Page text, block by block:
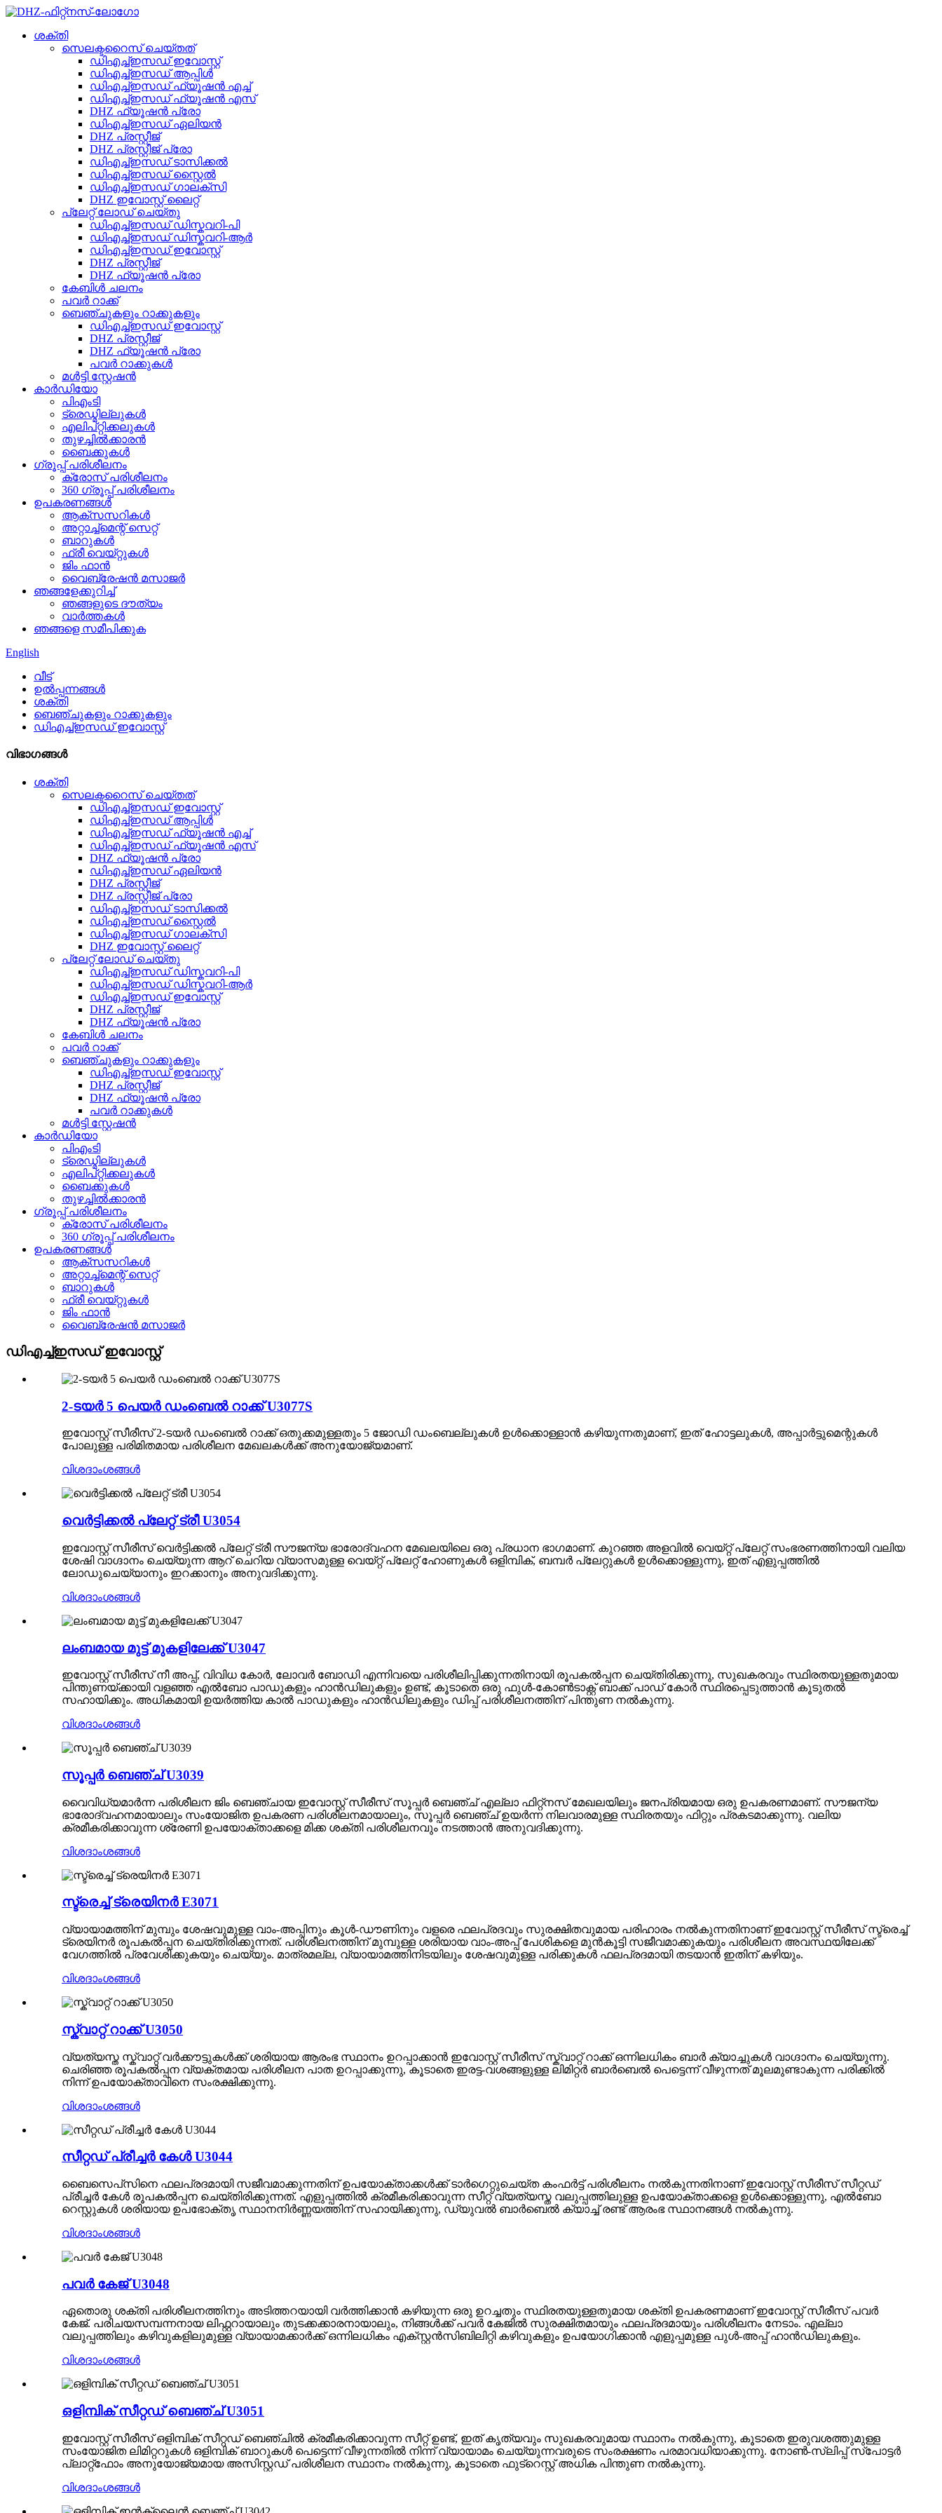
ശക്തി
സെലക്ടറൈസ് ചെയ്‌തത്
ഡിഎച്ച്ഇസഡ് ഇവോസ്റ്റ്
ഡിഎച്ച്ഇസഡ് ആപ്പിൾ
ഡിഎച്ച്ഇസഡ് ഫ്യൂഷൻ എച്ച്
ഡിഎച്ച്ഇസഡ് ഫ്യൂഷൻ എസ്
DHZ ഫ്യൂഷൻ പ്രോ
ഡിഎച്ച്ഇസഡ് ഏലിയൻ
DHZ പ്രസ്റ്റീജ്
DHZ പ്രസ്റ്റീജ് പ്രോ
ഡിഎച്ച്ഇസഡ് ടാസിക്കൽ
ഡിഎച്ച്ഇസഡ് സ്റ്റൈൽ
ഡിഎച്ച്ഇസഡ് ഗാലക്സി
DHZ ഇവോസ്റ്റ് ലൈറ്റ്
പ്ലേറ്റ് ലോഡ് ചെയ്തു
ഡിഎച്ച്ഇസഡ് ഡിസ്കവറി-പി
ഡിഎച്ച്ഇസഡ് ഡിസ്കവറി-ആർ
ഡിഎച്ച്ഇസഡ് ഇവോസ്റ്റ്
DHZ പ്രസ്റ്റീജ്
DHZ ഫ്യൂഷൻ പ്രോ
കേബിൾ ചലനം
പവർ റാക്ക്
ബെഞ്ചുകളും റാക്കുകളും
ഡിഎച്ച്ഇസഡ് ഇവോസ്റ്റ്
DHZ പ്രസ്റ്റീജ്
DHZ ഫ്യൂഷൻ പ്രോ
പവർ റാക്കുകൾ
മൾട്ടി സ്റ്റേഷൻ
കാർഡിയോ
പിഎംടി
ട്രെഡ്മില്ലുകൾ
എലിപ്റ്റിക്കലുകൾ
തുഴച്ചിൽക്കാരൻ
ബൈക്കുകൾ
ഗ്രൂപ്പ് പരിശീലനം
ക്രോസ് പരിശീലനം
360 ഗ്രൂപ്പ് പരിശീലനം
ഉപകരണങ്ങൾ
ആക്‌സസറികൾ
അറ്റാച്ച്മെന്റ് സെറ്റ്
ബാറുകൾ
ഫ്രീ വെയ്റ്റുകൾ
ജിം ഫാൻ
വൈബ്രേഷൻ മസാജർ
ഞങ്ങളേക്കുറിച്ച്
ഞങ്ങളുടെ ദൗത്യം
വാർത്തകൾ
ഞങ്ങളെ സമീപിക്കുക
English
വീട്
ഉൽപ്പന്നങ്ങൾ
ശക്തി
ബെഞ്ചുകളും റാക്കുകളും
ഡിഎച്ച്ഇസഡ് ഇവോസ്റ്റ്
വിഭാഗങ്ങൾ
ശക്തി
സെലക്ടറൈസ് ചെയ്‌തത്
ഡിഎച്ച്ഇസഡ് ഇവോസ്റ്റ്
ഡിഎച്ച്ഇസഡ് ആപ്പിൾ
ഡിഎച്ച്ഇസഡ് ഫ്യൂഷൻ എച്ച്
ഡിഎച്ച്ഇസഡ് ഫ്യൂഷൻ എസ്
DHZ ഫ്യൂഷൻ പ്രോ
ഡിഎച്ച്ഇസഡ് ഏലിയൻ
DHZ പ്രസ്റ്റീജ്
DHZ പ്രസ്റ്റീജ് പ്രോ
ഡിഎച്ച്ഇസഡ് ടാസിക്കൽ
ഡിഎച്ച്ഇസഡ് സ്റ്റൈൽ
ഡിഎച്ച്ഇസഡ് ഗാലക്സി
DHZ ഇവോസ്റ്റ് ലൈറ്റ്
പ്ലേറ്റ് ലോഡ് ചെയ്തു
ഡിഎച്ച്ഇസഡ് ഡിസ്കവറി-പി
ഡിഎച്ച്ഇസഡ് ഡിസ്കവറി-ആർ
ഡിഎച്ച്ഇസഡ് ഇവോസ്റ്റ്
DHZ പ്രസ്റ്റീജ്
DHZ ഫ്യൂഷൻ പ്രോ
കേബിൾ ചലനം
പവർ റാക്ക്
ബെഞ്ചുകളും റാക്കുകളും
ഡിഎച്ച്ഇസഡ് ഇവോസ്റ്റ്
DHZ പ്രസ്റ്റീജ്
DHZ ഫ്യൂഷൻ പ്രോ
പവർ റാക്കുകൾ
മൾട്ടി സ്റ്റേഷൻ
കാർഡിയോ
പിഎംടി
ട്രെഡ്മില്ലുകൾ
എലിപ്റ്റിക്കലുകൾ
ബൈക്കുകൾ
തുഴച്ചിൽക്കാരൻ
ഗ്രൂപ്പ് പരിശീലനം
ക്രോസ് പരിശീലനം
360 ഗ്രൂപ്പ് പരിശീലനം
ഉപകരണങ്ങൾ
ആക്‌സസറികൾ
അറ്റാച്ച്മെന്റ് സെറ്റ്
ബാറുകൾ
ഫ്രീ വെയ്റ്റുകൾ
ജിം ഫാൻ
വൈബ്രേഷൻ മസാജർ
ഡിഎച്ച്ഇസഡ് ഇവോസ്റ്റ്
2-ടയർ 5 പെയർ ഡംബെൽ റാക്ക് U3077S
ഇവോസ്റ്റ് സീരീസ് 2-ടയർ ഡംബെൽ റാക്ക് ഒതുക്കമുള്ളതും 5 ജോഡി ഡംബെല്ലുകൾ ഉൾക്കൊള്ളാൻ കഴിയുന്നതുമാണ്, ഇത് ഹോട്ടലുകൾ, അപ്പാർട്ടുമെന്റുകൾ
പോലുള്ള പരിമിതമായ പരിശീലന മേഖലകൾക്ക് അനുയോജ്യമാണ്.
വിശദാംശങ്ങൾ
വെർട്ടിക്കൽ പ്ലേറ്റ് ട്രീ U3054
ഇവോസ്റ്റ് സീരീസ് വെർട്ടിക്കൽ പ്ലേറ്റ് ട്രീ സൗജന്യ ഭാരോദ്വഹന മേഖലയിലെ ഒരു പ്രധാന ഭാഗമാണ്. കുറഞ്ഞ അളവിൽ വെയ്റ്റ് പ്ലേറ്റ് സംഭരണത്തിനായി വലിയ
ശേഷി വാഗ്ദാനം ചെയ്യുന്ന ആറ് ചെറിയ വ്യാസമുള്ള വെയ്റ്റ് പ്ലേറ്റ് ഹോണുകൾ ഒളിമ്പിക്, ബമ്പർ പ്ലേറ്റുകൾ ഉൾക്കൊള്ളുന്നു, ഇത് എളുപ്പത്തിൽ
ലോഡുചെയ്യാനും ഇറക്കാനും അനുവദിക്കുന്നു.
വിശദാംശങ്ങൾ
ലംബമായ മുട്ട് മുകളിലേക്ക് U3047
ഇവോസ്റ്റ് സീരീസ് നീ അപ്പ്, വിവിധ കോർ, ലോവർ ബോഡി എന്നിവയെ പരിശീലിപ്പിക്കുന്നതിനായി രൂപകൽപ്പന ചെയ്‌തിരിക്കുന്നു, സുഖകരവും സ്ഥിരതയുള്ളതുമായ
പിന്തുണയ്‌ക്കായി വളഞ്ഞ എൽബോ പാഡുകളും ഹാൻഡിലുകളും ഉണ്ട്, കൂടാതെ ഒരു ഫുൾ-കോൺടാക്റ്റ് ബാക്ക് പാഡ് കോർ സ്ഥിരപ്പെടുത്താൻ കൂടുതൽ
സഹായിക്കും. അധികമായി ഉയർത്തിയ കാൽ പാഡുകളും ഹാൻഡിലുകളും ഡിപ്പ് പരിശീലനത്തിന് പിന്തുണ നൽകുന്നു.
വിശദാംശങ്ങൾ
സൂപ്പർ ബെഞ്ച് U3039
വൈവിധ്യമാർന്ന പരിശീലന ജിം ബെഞ്ചായ ഇവോസ്റ്റ് സീരീസ് സൂപ്പർ ബെഞ്ച് എല്ലാ ഫിറ്റ്നസ് മേഖലയിലും ജനപ്രിയമായ ഒരു ഉപകരണമാണ്. സൗജന്യ
ഭാരോദ്വഹനമായാലും സംയോജിത ഉപകരണ പരിശീലനമായാലും, സൂപ്പർ ബെഞ്ച് ഉയർന്ന നിലവാരമുള്ള സ്ഥിരതയും ഫിറ്റും പ്രകടമാക്കുന്നു. വലിയ
ക്രമീകരിക്കാവുന്ന ശ്രേണി ഉപയോക്താക്കളെ മിക്ക ശക്തി പരിശീലനവും നടത്താൻ അനുവദിക്കുന്നു.
വിശദാംശങ്ങൾ
സ്ട്രെച്ച് ട്രെയിനർ E3071
വ്യായാമത്തിന് മുമ്പും ശേഷവുമുള്ള വാം-അപ്പിനും കൂൾ-ഡൗണിനും വളരെ ഫലപ്രദവും സുരക്ഷിതവുമായ പരിഹാരം നൽകുന്നതിനാണ് ഇവോസ്റ്റ് സീരീസ് സ്ട്രെച്ച്
ട്രെയിനർ രൂപകൽപ്പന ചെയ്തിരിക്കുന്നത്. പരിശീലനത്തിന് മുമ്പുള്ള ശരിയായ വാം-അപ്പ് പേശികളെ മുൻകൂട്ടി സജീവമാക്കുകയും പരിശീലന അവസ്ഥയിലേക്ക്
വേഗത്തിൽ പ്രവേശിക്കുകയും ചെയ്യും. മാത്രമല്ല, വ്യായാമത്തിനിടയിലും ശേഷവുമുള്ള പരിക്കുകൾ ഫലപ്രദമായി തടയാൻ ഇതിന് കഴിയും.
വിശദാംശങ്ങൾ
സ്ക്വാറ്റ് റാക്ക് U3050
വ്യത്യസ്ത സ്ക്വാറ്റ് വർക്കൗട്ടുകൾക്ക് ശരിയായ ആരംഭ സ്ഥാനം ഉറപ്പാക്കാൻ ഇവോസ്റ്റ് സീരീസ് സ്ക്വാറ്റ് റാക്ക് ഒന്നിലധികം ബാർ ക്യാച്ചുകൾ വാഗ്ദാനം ചെയ്യുന്നു.
ചെരിഞ്ഞ രൂപകൽപ്പന വ്യക്തമായ പരിശീലന പാത ഉറപ്പാക്കുന്നു, കൂടാതെ ഇരട്ട-വശങ്ങളുള്ള ലിമിറ്റർ ബാർബെൽ പെട്ടെന്ന് വീഴുന്നത് മൂലമുണ്ടാകുന്ന പരിക്കിൽ
നിന്ന് ഉപയോക്താവിനെ സംരക്ഷിക്കുന്നു.
വിശദാംശങ്ങൾ
സീറ്റഡ് പ്രീച്ചർ കേൾ U3044
ബൈസെപ്‌സിനെ ഫലപ്രദമായി സജീവമാക്കുന്നതിന് ഉപയോക്താക്കൾക്ക് ടാർഗെറ്റുചെയ്‌ത കംഫർട്ട് പരിശീലനം നൽകുന്നതിനാണ് ഇവോസ്റ്റ് സീരീസ് സീറ്റഡ്
പ്രീച്ചർ കേൾ രൂപകൽപ്പന ചെയ്‌തിരിക്കുന്നത്. എളുപ്പത്തിൽ ക്രമീകരിക്കാവുന്ന സീറ്റ് വ്യത്യസ്ത വലുപ്പത്തിലുള്ള ഉപയോക്താക്കളെ ഉൾക്കൊള്ളുന്നു, എൽബോ
റെസ്റ്റുകൾ ശരിയായ ഉപഭോക്തൃ സ്ഥാനനിർണ്ണയത്തിന് സഹായിക്കുന്നു, ഡ്യുവൽ ബാർബെൽ ക്യാച്ച് രണ്ട് ആരംഭ സ്ഥാനങ്ങൾ നൽകുന്നു.
വിശദാംശങ്ങൾ
പവർ കേജ് U3048
ഏതൊരു ശക്തി പരിശീലനത്തിനും അടിത്തറയായി വർത്തിക്കാൻ കഴിയുന്ന ഒരു ഉറച്ചതും സ്ഥിരതയുള്ളതുമായ ശക്തി ഉപകരണമാണ് ഇവോസ്റ്റ് സീരീസ് പവർ
കേജ്. പരിചയസമ്പന്നനായ ലിഫ്റ്ററായാലും തുടക്കക്കാരനായാലും, നിങ്ങൾക്ക് പവർ കേജിൽ സുരക്ഷിതമായും ഫലപ്രദമായും പരിശീലനം നേടാം. എല്ലാ
വലുപ്പത്തിലും കഴിവുകളിലുമുള്ള വ്യായാമക്കാർക്ക് ഒന്നിലധികം എക്സ്റ്റൻസിബിലിറ്റി കഴിവുകളും ഉപയോഗിക്കാൻ എളുപ്പമുള്ള പുൾ-അപ്പ് ഹാൻഡിലുകളും.
വിശദാംശങ്ങൾ
ഒളിമ്പിക് സീറ്റഡ് ബെഞ്ച് U3051
ഇവോസ്റ്റ് സീരീസ് ഒളിമ്പിക് സീറ്റഡ് ബെഞ്ചിൽ ക്രമീകരിക്കാവുന്ന സീറ്റ് ഉണ്ട്, ഇത് കൃത്യവും സുഖകരവുമായ സ്ഥാനം നൽകുന്നു, കൂടാതെ ഇരുവശത്തുമുള്ള
സംയോജിത ലിമിറ്ററുകൾ ഒളിമ്പിക് ബാറുകൾ പെട്ടെന്ന് വീഴുന്നതിൽ നിന്ന് വ്യായാമം ചെയ്യുന്നവരുടെ സംരക്ഷണം പരമാവധിയാക്കുന്നു. നോൺ-സ്ലിപ്പ് സ്പോട്ടർ
പ്ലാറ്റ്‌ഫോം അനുയോജ്യമായ അസിസ്റ്റഡ് പരിശീലന സ്ഥാനം നൽകുന്നു, കൂടാതെ ഫുട്‌റെസ്റ്റ് അധിക പിന്തുണ നൽകുന്നു.
വിശദാംശങ്ങൾ